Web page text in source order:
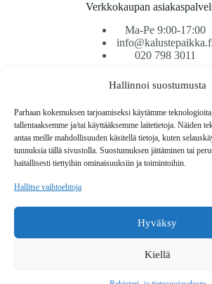
Hallinnoi suostumusta
Parhaan kokemuksen tarjoamiseksi käytämme
tallentaaksemme ja/tai käyttääksemme laitetietoja. Näiden
antaa meille mahdollisuuden käsitellä tietoja, kuten
tunnuksia tällä sivustolla. Suostumuksen jättäminen tai
haitallisesti tiettyihin ominaisuuksiin ja toimintoihin.
Hallitse vaihtoehtoja
Hyväksy
Kiellä
Verkkokaupan
Ma-Pe 9:00-17:00
020 798 3011
Tavarantoimitus / Maksutavat
Toimitustavat
Maksutavat
Vaihto ja palautus
Reklamaatiot
Copyright © 2026